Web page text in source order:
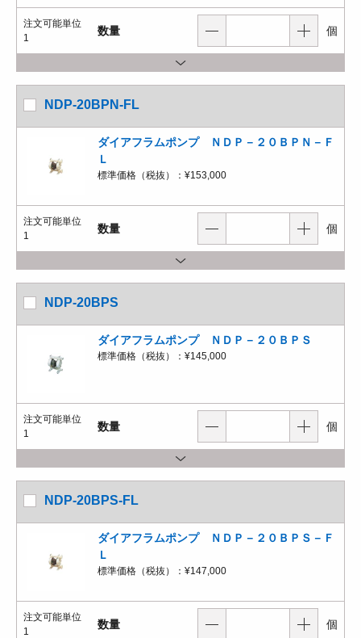
注文可能単位
1
数量 個
NDP-20BPN-FL
ダイアフラムポンプ ＮＤＰ－２０ＢＰＮ－Ｆ
Ｌ
標準価格（税抜）： ¥153,000
注文可能単位
1
数量 個
NDP-20BPS
ダイアフラムポンプ ＮＤＰ－２０ＢＰＳ
標準価格（税抜）： ¥145,000
注文可能単位
1
数量 個
NDP-20BPS-FL
ダイアフラムポンプ ＮＤＰ－２０ＢＰＳ－Ｆ
Ｌ
標準価格（税抜）： ¥147,000
注文可能単位
1
数量 個